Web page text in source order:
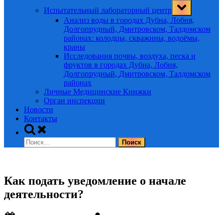
Испытательный лабораторный центр
Toggle
sub-
menu
Анализ воды в городах Дубна, Лобня,
Долгопрудный, Дмитровском, Талдомском
районах: колодцы, скважины, водоёмы,
краны
Исследования почвы, воздуха, песка и
фруктов в городах Дубна, Лобня,
Долгопрудный, Дмитровском, Талдомском
районах
Личные Медицинские Книжки
Орган инспекции
Новости
Контакты
Toggle
search
form
Найти:
Как подать уведомление о начале
деятельности?